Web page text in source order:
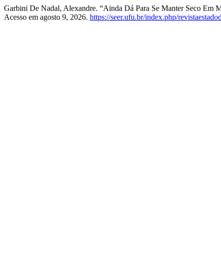
Garbini De Nadal, Alexandre. “Ainda Dá Para Se Manter Seco Em
Acesso em agosto 9, 2026. https://seer.ufu.br/index.php/